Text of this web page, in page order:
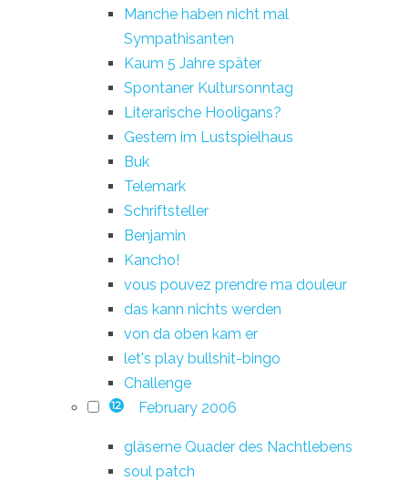
Manche haben nicht mal
Sympathisanten
Kaum 5 Jahre später
Spontaner Kultursonntag
Literarische Hooligans?
Gestern im Lustspielhaus
Buk
Telemark
Schriftsteller
Benjamin
Kancho!
vous pouvez prendre ma douleur
das kann nichts werden
von da oben kam er
let's play bullshit-bingo
Challenge
12 February 2006
gläserne Quader des Nachtlebens
soul patch